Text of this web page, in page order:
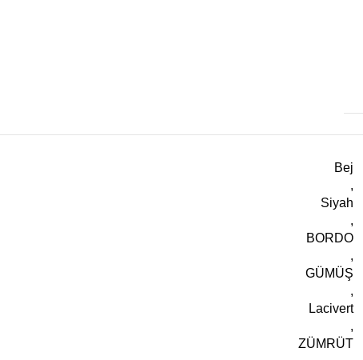
Bej
,
Siyah
,
BORDO
,
GÜMÜŞ
,
Lacivert
,
ZÜMRÜT